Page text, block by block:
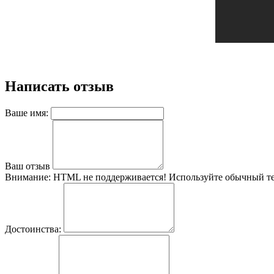
Написать отзыв
Ваше имя:
Ваш отзыв
Внимание: HTML не поддерживается! Используйте обычный
Достоинства: